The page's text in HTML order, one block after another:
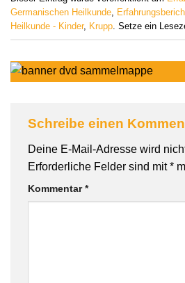
Germanischen Heilkunde
Heilkunde - Kinder, Krupp . Setze ein
Schreibe einen
Deine E-Mail-Adresse wird
Erforderliche Felder sind mit*
Kommentar*